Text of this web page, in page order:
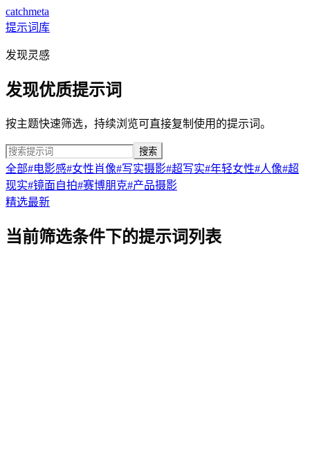
catchmeta
提示词库
发现灵感
发现优质提示词
按主题快速筛选，持续浏览可直接复制使用的提示词。
搜索
全部#电影感#女性肖像#写实摄影#超写实#年轻女性#人像#超
现实#镜面自拍#赛博朋克#产品摄影
精选最新
当前筛选条件下的提示词列表